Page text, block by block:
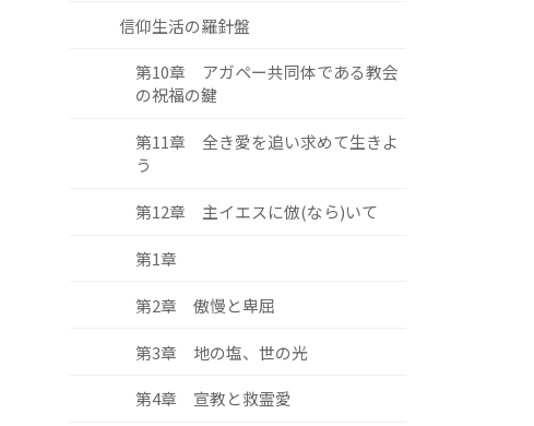
信仰生活の羅針盤
第10章 アガペー共同体である教会
の祝福の鍵
第11章 全き愛を追い求めて生きよ
う
第12章 主イエスに倣(なら)いて
第1章
第2章 傲慢と卑屈
第3章 地の塩、世の光
第4章 宣教と救霊愛